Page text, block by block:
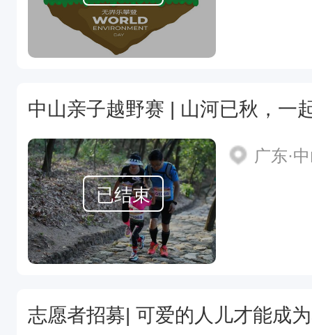
中山亲子越野赛 | 山河已秋，一
已结束
广东·
志愿者招募| 可爱的人儿才能成